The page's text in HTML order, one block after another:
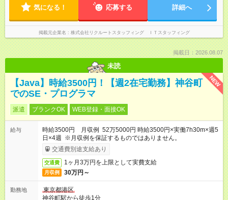
気になる！ 応募する 詳細へ
掲載元企業名 株式会社リクルートスタッフィング ＩＴスタッフィング
掲載日：2026.08.07
未読
NEW
【Java】時給3500円！【週2在宅勤務】神谷町
でのSE・プログラマ
派遣 ブランクOK WEB登録・面接OK
給与
時給3500円 月収例 52万5000円 時給3500円×実働7h30m×週5
日×4週 ※月収例を保証するものではありません。
交通費別途支給あり
交通費 1ヶ月3万円を上限として実費支給
月収例 30万円～
勤務地
東京都港区
神谷町駅から徒歩1分